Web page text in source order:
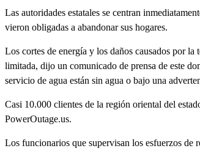
Las autoridades estatales se centran
vieron obligadas a abandonar sus hogares.
Los cortes de energía y los daños causados por la
limitada, dijo un comunicado de prensa de este
servicio de agua están sin agua o bajo una
Casi 10.000 clientes de la región oriental del
PowerOutage.us.
Los funcionarios que supervisan los esfuerzos de